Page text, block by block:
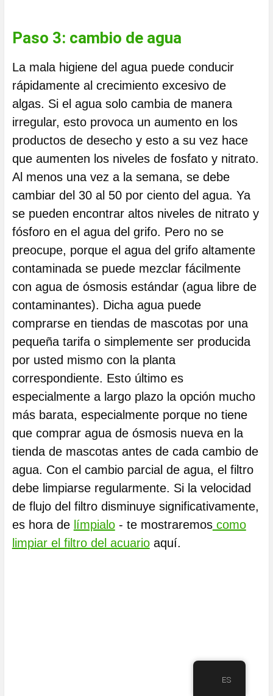
Paso 3: cambio de agua
La mala higiene del agua puede conducir
rápidamente al crecimiento excesivo de
algas. Si el agua solo cambia de manera
irregular, esto provoca un aumento en los
productos de desecho y esto a su vez hace
que aumenten los niveles de fosfato y nitrato.
Al menos una vez a la semana, se debe
cambiar del 30 al 50 por ciento del agua. Ya
se pueden encontrar altos niveles de nitrato y
fósforo en el agua del grifo. Pero no se
preocupe, porque el agua del grifo altamente
contaminada se puede mezclar fácilmente
con agua de ósmosis estándar (agua libre de
contaminantes). Dicha agua puede
comprarse en tiendas de mascotas por una
pequeña tarifa o simplemente ser producida
por usted mismo con la planta
correspondiente. Esto último es
especialmente a largo plazo la opción mucho
más barata, especialmente porque no tiene
que comprar agua de ósmosis nueva en la
tienda de mascotas antes de cada cambio de
agua. Con el cambio parcial de agua, el filtro
debe limpiarse regularmente. Si la velocidad
de flujo del filtro disminuye significativamente,
es hora de límpialo- te mostraremoscomo
limpiar el filtro del acuarioaquí.
ES